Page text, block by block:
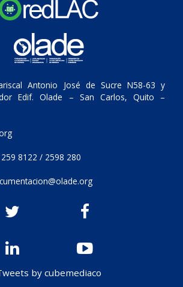
Antonio José de Sucre N58-63 y
Edif. Olade – San Carlos, Quito –
8122 / 2598 280
by cubemediaco